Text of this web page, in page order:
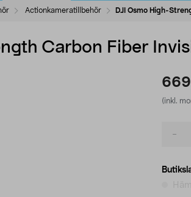
Actionkameratillbehör DJI Osmo High-
Carbon Fiber
(inkl.